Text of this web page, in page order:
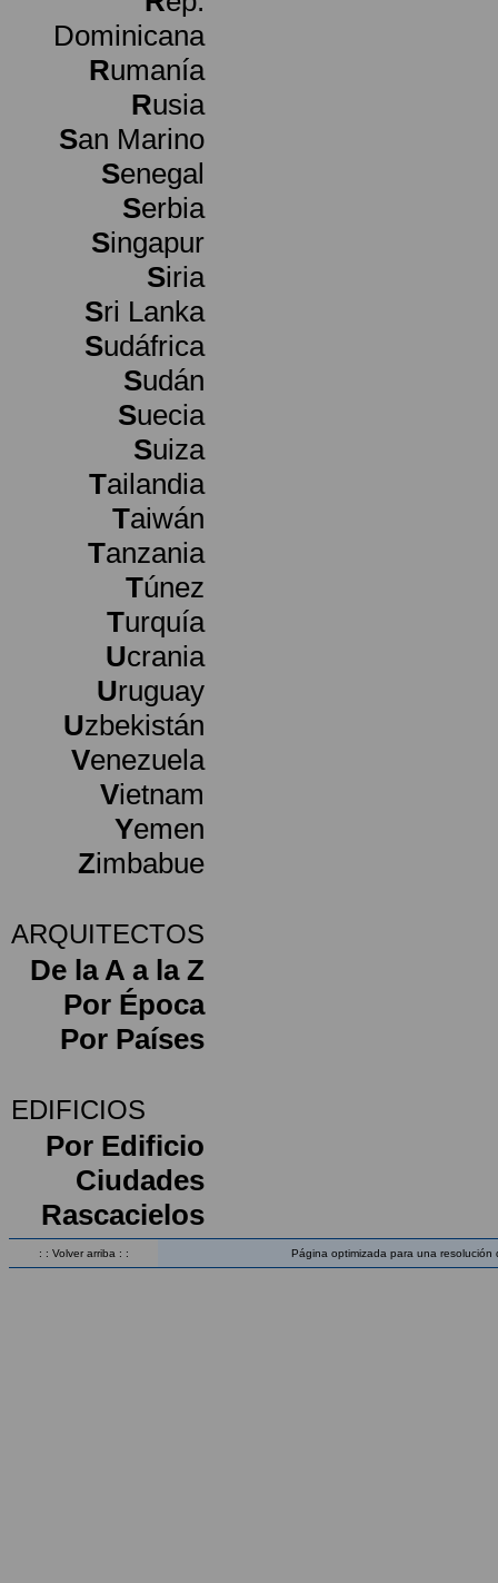
Dominicana
Rumanía
Rusia
San Marino
Senegal
Serbia
Singapur
Siria
Sri Lanka
Sudáfrica
Sudán
Suecia
Suiza
Tailandia
Taiwán
Tanzania
Túnez
Turquía
Ucrania
Uruguay
Uzbekistán
Venezuela
Vietnam
Yemen
Zimbabue
ARQUITECTOS
De la A a la Z
Por Época
Por Países
EDIFICIOS
Por Edificio
Ciudades
Rascacielos
: : Volver arriba : : Página optimizada para una